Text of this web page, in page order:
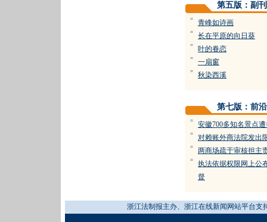
第五版：副刊
= 青峰如诗画
= 长在平原的向日葵
= 叶的眷恋
= 一扇窗
= 秋染西溪
第七版：前沿
= 安徽700多知名景点
= 对赖账外商法院发出
= 两商场疏于审核担主
=
执法依据权限网上
督
浙江法制报主办、浙江在线新闻网站平台